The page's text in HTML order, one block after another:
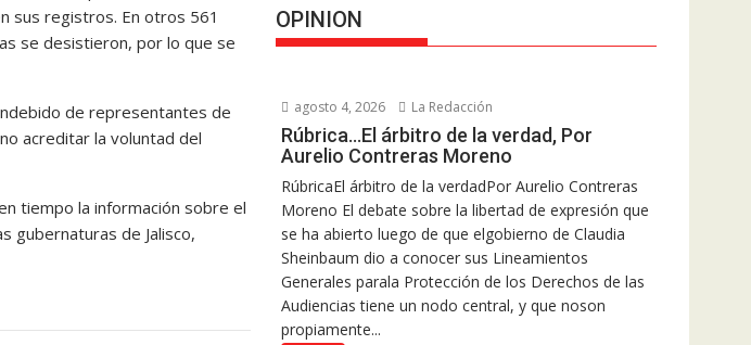
sus registros. En otros 561
se desistieron, por lo que se
de representantes de
acreditar la voluntad del
tiempo la información sobre el
gubernaturas de Jalisco,
OPINION
agosto 4, 2026 La Redacción
Rúbrica…El árbitro de la verdad, Por
Aurelio Contreras Moreno
RúbricaEl árbitro de la verdadPor Aurelio Contreras
Moreno El debate sobre la libertad de expresión que
se ha abierto luego de que elgobierno de Claudia
Sheinbaum dio a conocer sus Lineamientos
Generales parala Protección de los Derechos de las
Audiencias tiene un nodo central, y que noson
propiamente...